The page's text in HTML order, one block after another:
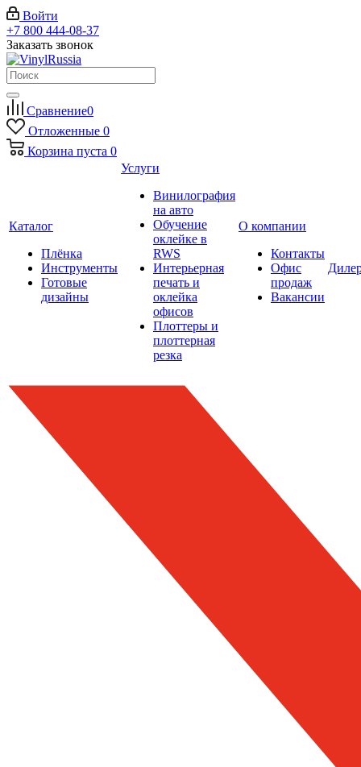
Войти
+7 800 444-08-37
Заказать звонок
Сравнение0
Отложенные 0
Корзина пуста 0
Каталог
Плёнка
Инструменты
Готовые
дизайны
Услуги
Винилография
на авто
Обучение
оклейке в
RWS
Интерьерная
печать и
оклейка
офисов
Плоттеры и
плоттерная
резка
О компании
Контакты
Офис
продаж
Вакансии